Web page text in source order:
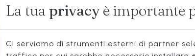
La tua privacy è importante
Ci serviamo di strumenti esterni di partner